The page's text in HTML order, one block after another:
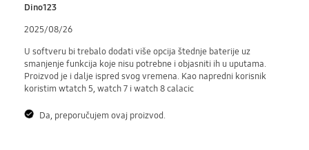
Dino123
2025/08/26
U softveru bi trebalo dodati više opcija štednje baterije uz
smanjenje funkcija koje nisu potrebne i objasniti ih u uputama.
Proizvod je i dalje ispred svog vremena. Kao napredni korisnik
koristim wtatch 5, watch 7 i watch 8 calacic
Da, preporučujem ovaj proizvod.